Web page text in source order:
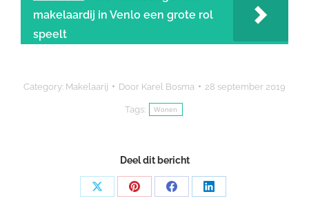
makelaardij in Venlo een grote rol
speelt
Category: Makelaarij Door Karel Bosma 28 september 2019
Tags: Wonen
Deel dit bericht
Share Share Share Share